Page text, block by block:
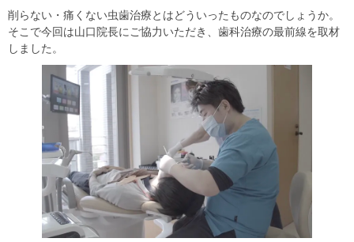
削らない・痛くない虫歯治療とはどういったものなのでしょうか。
そこで今回は山口院長にご協力いただき、歯科治療の最前線を取材
しました。